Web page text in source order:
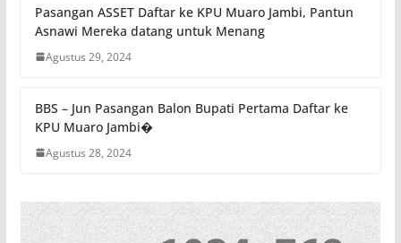
Pasangan ASSET Daftar ke KPU Muaro Jambi, Pantun
Asnawi Mereka datang untuk Menang
Agustus 29, 2024
BBS – Jun Pasangan Balon Bupati Pertama Daftar ke
KPU Muaro Jambi�
Agustus 28, 2024